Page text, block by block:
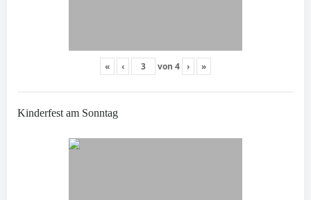
« ‹ von 4 › »
Kinderfest am Sonntag